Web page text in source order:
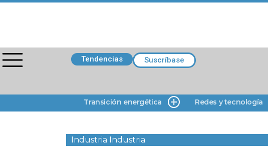
Tendencias Suscríbase
Transición energética Redes y tecnología
Industria Industria